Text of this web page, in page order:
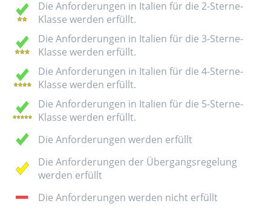
Die Anforderungen in Italien für die 2-Sterne-
Klasse werden erfüllt.
Die Anforderungen in Italien für die 3-Sterne-
Klasse werden erfüllt.
Die Anforderungen in Italien für die 4-Sterne-
Klasse werden erfüllt.
Die Anforderungen in Italien für die 5-Sterne-
Klasse werden erfüllt.
Die Anforderungen werden erfüllt
Die Anforderungen der Übergangsregelung
werden erfüllt
Die Anforderungen werden nicht erfüllt